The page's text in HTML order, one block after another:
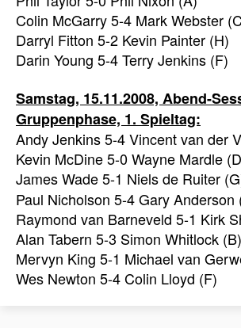
Colin McGarry 5-4 Mark Webster
Darryl Fitton 5-2 Kevin Painter (H)
Darin Young 5-4 Terry Jenkins (F)
Samstag, 15.11.2008, Abend-
Gruppenphase, 1. Spieltag:
Andy Jenkins 5-4 Vincent van der
Kevin McDine 5-0 Wayne Mardle
James Wade5-1 Niels de Ruiter
Paul Nicholson 5-4 Gary Anderson
Raymond van Barneveld 5-1 Kirk
Alan Tabern 5-3 Simon Whitlock (B)
Mervyn King 5-1 Michael van
Wes Newton 5-4 Colin Lloyd (F)